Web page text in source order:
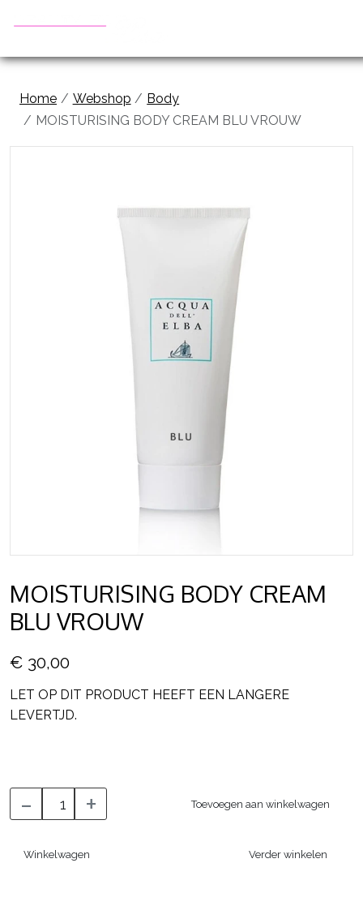
Home Webshop
Body
MOISTURISING BODY CREAM BLU VROUW
MOISTURISING BODY CREAM
BLU VROUW
€ 30,00
LET OP DIT PRODUCT HEEFT EEN LANGERE
LEVERTJD.
- + Toevoegen aan winkelwagen
Winkelwagen Verder winkelen